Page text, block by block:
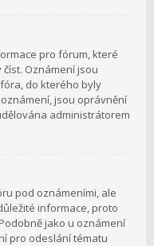
pro fórum, které
Oznámení jsou
do kterého byly
jsou oprávnění
administrátorem
pod oznámeními, ale
informace, proto
jako u oznámení
pro odeslání tématu